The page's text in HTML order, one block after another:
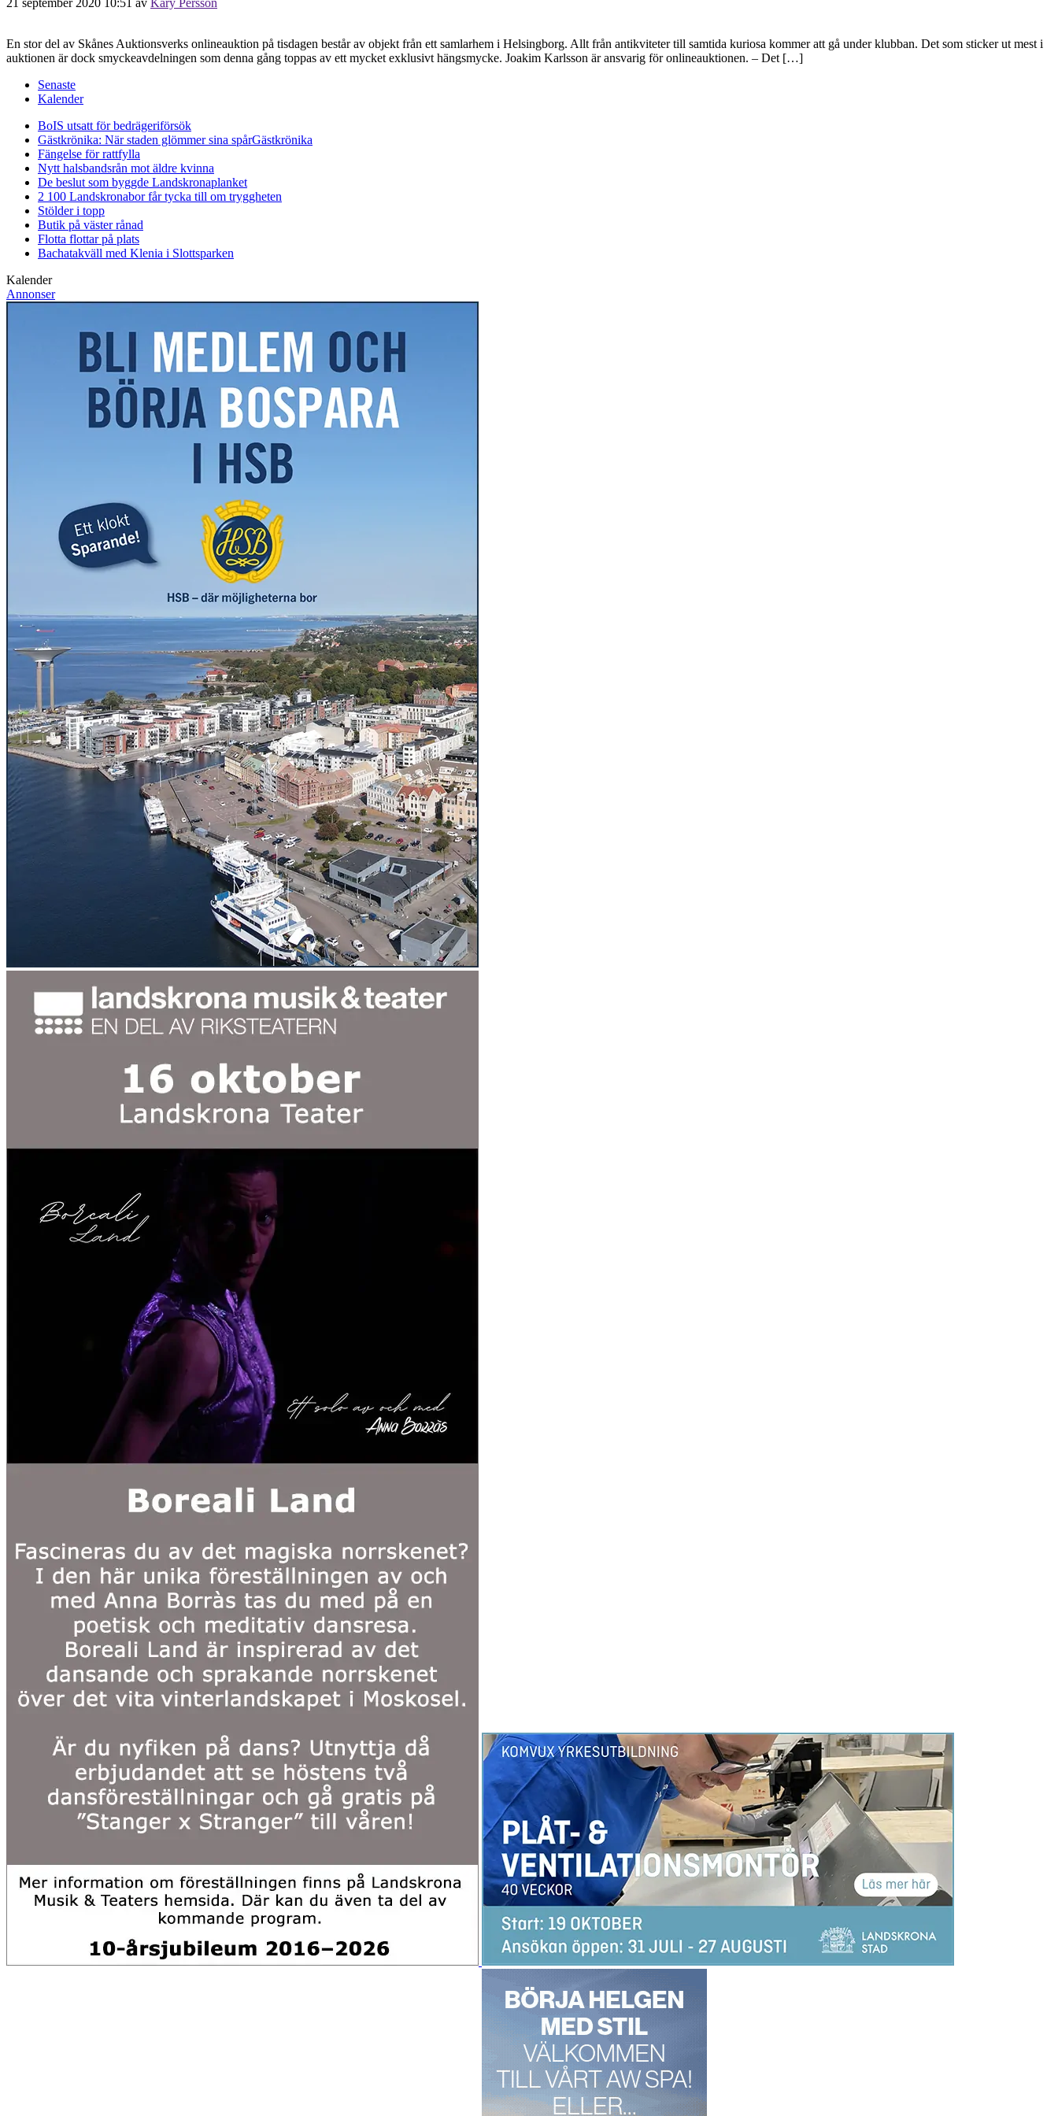
En stor del av Skånes Auktionsverks onlineauktion på tisdagen består av objekt från ett samlarhem i Helsingborg. Allt från antikviteter till samtida kuriosa kommer att gå under klubban. Det som sticker ut mest i
auktionen är dock smyckeavdelningen som denna gång toppas av ett mycket exklusivt hängsmycke. Joakim Karlsson är ansvarig för onlineauktionen. – Det […]
Senaste
Kalender
BoIS utsatt för bedrägeriförsök
Gästkrönika: När staden glömmer sina spårGästkrönika
Fängelse för rattfylla
Nytt halsbandsrån mot äldre kvinna
De beslut som byggde Landskronaplanket
2 100 Landskronabor får tycka till om tryggheten
Stölder i topp
Butik på väster rånad
Flotta flottar på plats
Bachatakväll med Klenia i Slottsparken
Kalender
Annonser